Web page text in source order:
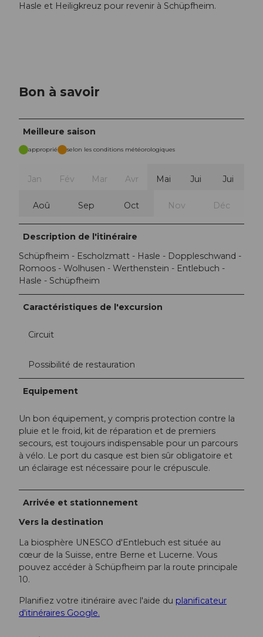
Hasle et Heiligkreuz pour revenir à Schüpfheim.
Bon à savoir
Meilleure saison
approprié selon les conditions météorologiques
Jan Fév Mar Avr Mai Jui Jui
Aoû Sep Oct Nov Déc
Description de l'itinéraire
Schüpfheim - Escholzmatt - Hasle - Doppleschwand -
Romoos - Wolhusen - Werthenstein - Entlebuch -
Hasle - Schüpfheim
Caractéristiques de l'excursion
Circuit
Possibilité de restauration
Equipement
Un bon équipement, y compris protection contre la
pluie et le froid, kit de réparation et de premiers
secours, est toujours indispensable pour un parcours
à vélo. Le port du casque est bien sûr obligatoire et
un éclairage est nécessaire pour le crépuscule.
Arrivée et stationnement
Vers la destination
La biosphère UNESCO d'Entlebuch est située au
cœur de la Suisse, entre Berne et Lucerne. Vous
pouvez accéder à Schüpfheim par la route principale
10.
Planifiez votre itinéraire avec l'aide du planificateur
d'itinéraires Google.